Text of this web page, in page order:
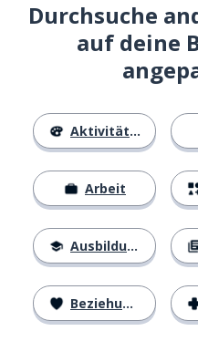
Durchsuche
auf deine
Aktivitäten
Arbeit
Ausbildung
Beziehungen